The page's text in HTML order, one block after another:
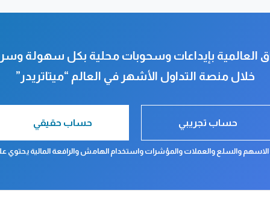
العالمية بإيداعات وسحوبات محلية بكل سهولة
خلال منصة التداول الأشهر في العالم “ميتاتريدر”
حساب تجريبي حساب حقيقي
والسلع والعملات والمؤشرات واستخدام الهامش والرافعة المالية يحتوي